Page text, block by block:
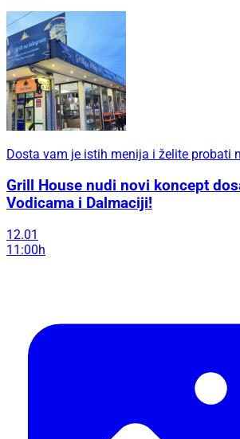
Dosta vam je istih menija i želite probati
Grill House nudi novi koncept
Vodicama i Dalmaciji!
12.01
11:00h